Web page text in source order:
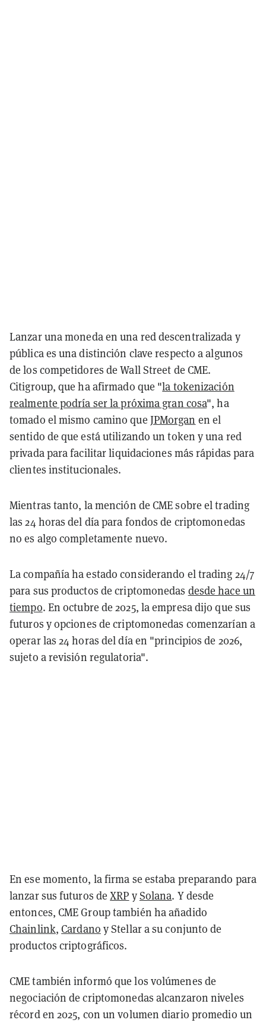
Lanzar una moneda en una red descentralizada y
pública es una distinción clave respecto a algunos
de los competidores de Wall Street de CME.
Citigroup, que ha afirmado que "la tokenización
realmente podría ser la próxima gran cosa", ha
tomado el mismo camino que JPMorgan en el
sentido de que está utilizando un token y una red
privada para facilitar liquidaciones más rápidas para
clientes institucionales.
Mientras tanto, la mención de CME sobre el trading
las 24 horas del día para fondos de criptomonedas
no es algo completamente nuevo.
La compañía ha estado considerando el trading 24/7
para sus productos de criptomonedas desde hace un
tiempo. En octubre de 2025, la empresa dijo que sus
futuros y opciones de criptomonedas comenzarían a
operar las 24 horas del día en "principios de 2026,
sujeto a revisión regulatoria".
En ese momento, la firma se estaba preparando para
lanzar sus futuros deXRP ySolana. Y desde
entonces, CME Group también ha añadido
Chainlink,Cardano y Stellar a su conjunto de
productos criptográficos.
CME también informó que los volúmenes de
negociación de criptomonedas alcanzaron niveles
récord en 2025, con un volumen diario promedio un